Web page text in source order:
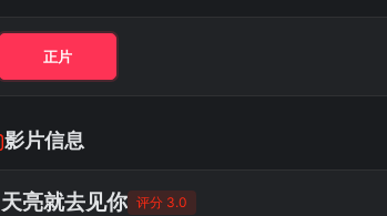
正片
影片信息
天亮就去见你 评分 3.0